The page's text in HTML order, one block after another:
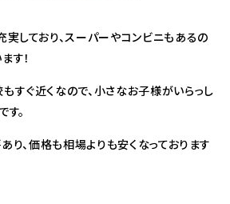
実しており、スーパーやコンビニもあるの
す！
すぐ近くなので、小さなお子様がいらっし
。
、価格も相場よりも安くなっております